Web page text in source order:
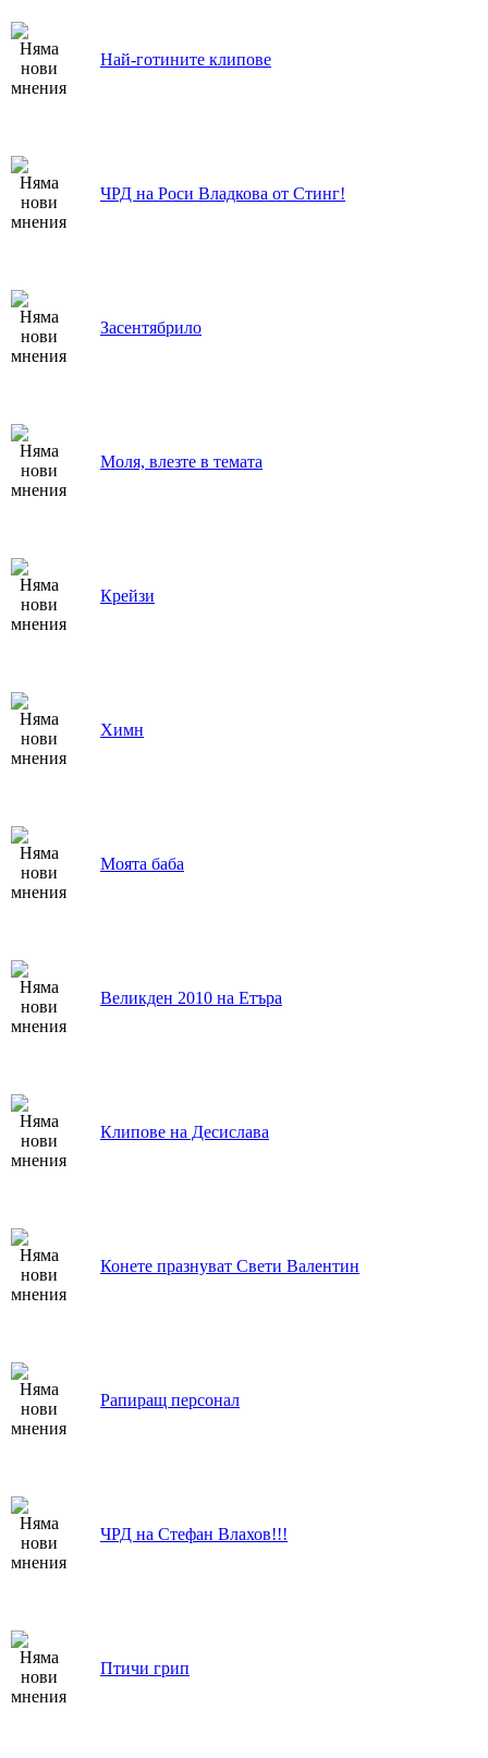
Най-готините клипове
ЧРД на Роси Владкова от Стинг!
Засентябрило
Моля, влезте в темата
Крейзи
Химн
Моята баба
Великден 2010 на Етъра
Клипове на Десислава
Конете празнуват Свети Валентин
Рапиращ персонал
ЧРД на Стефан Влахов!!!
Птичи грип